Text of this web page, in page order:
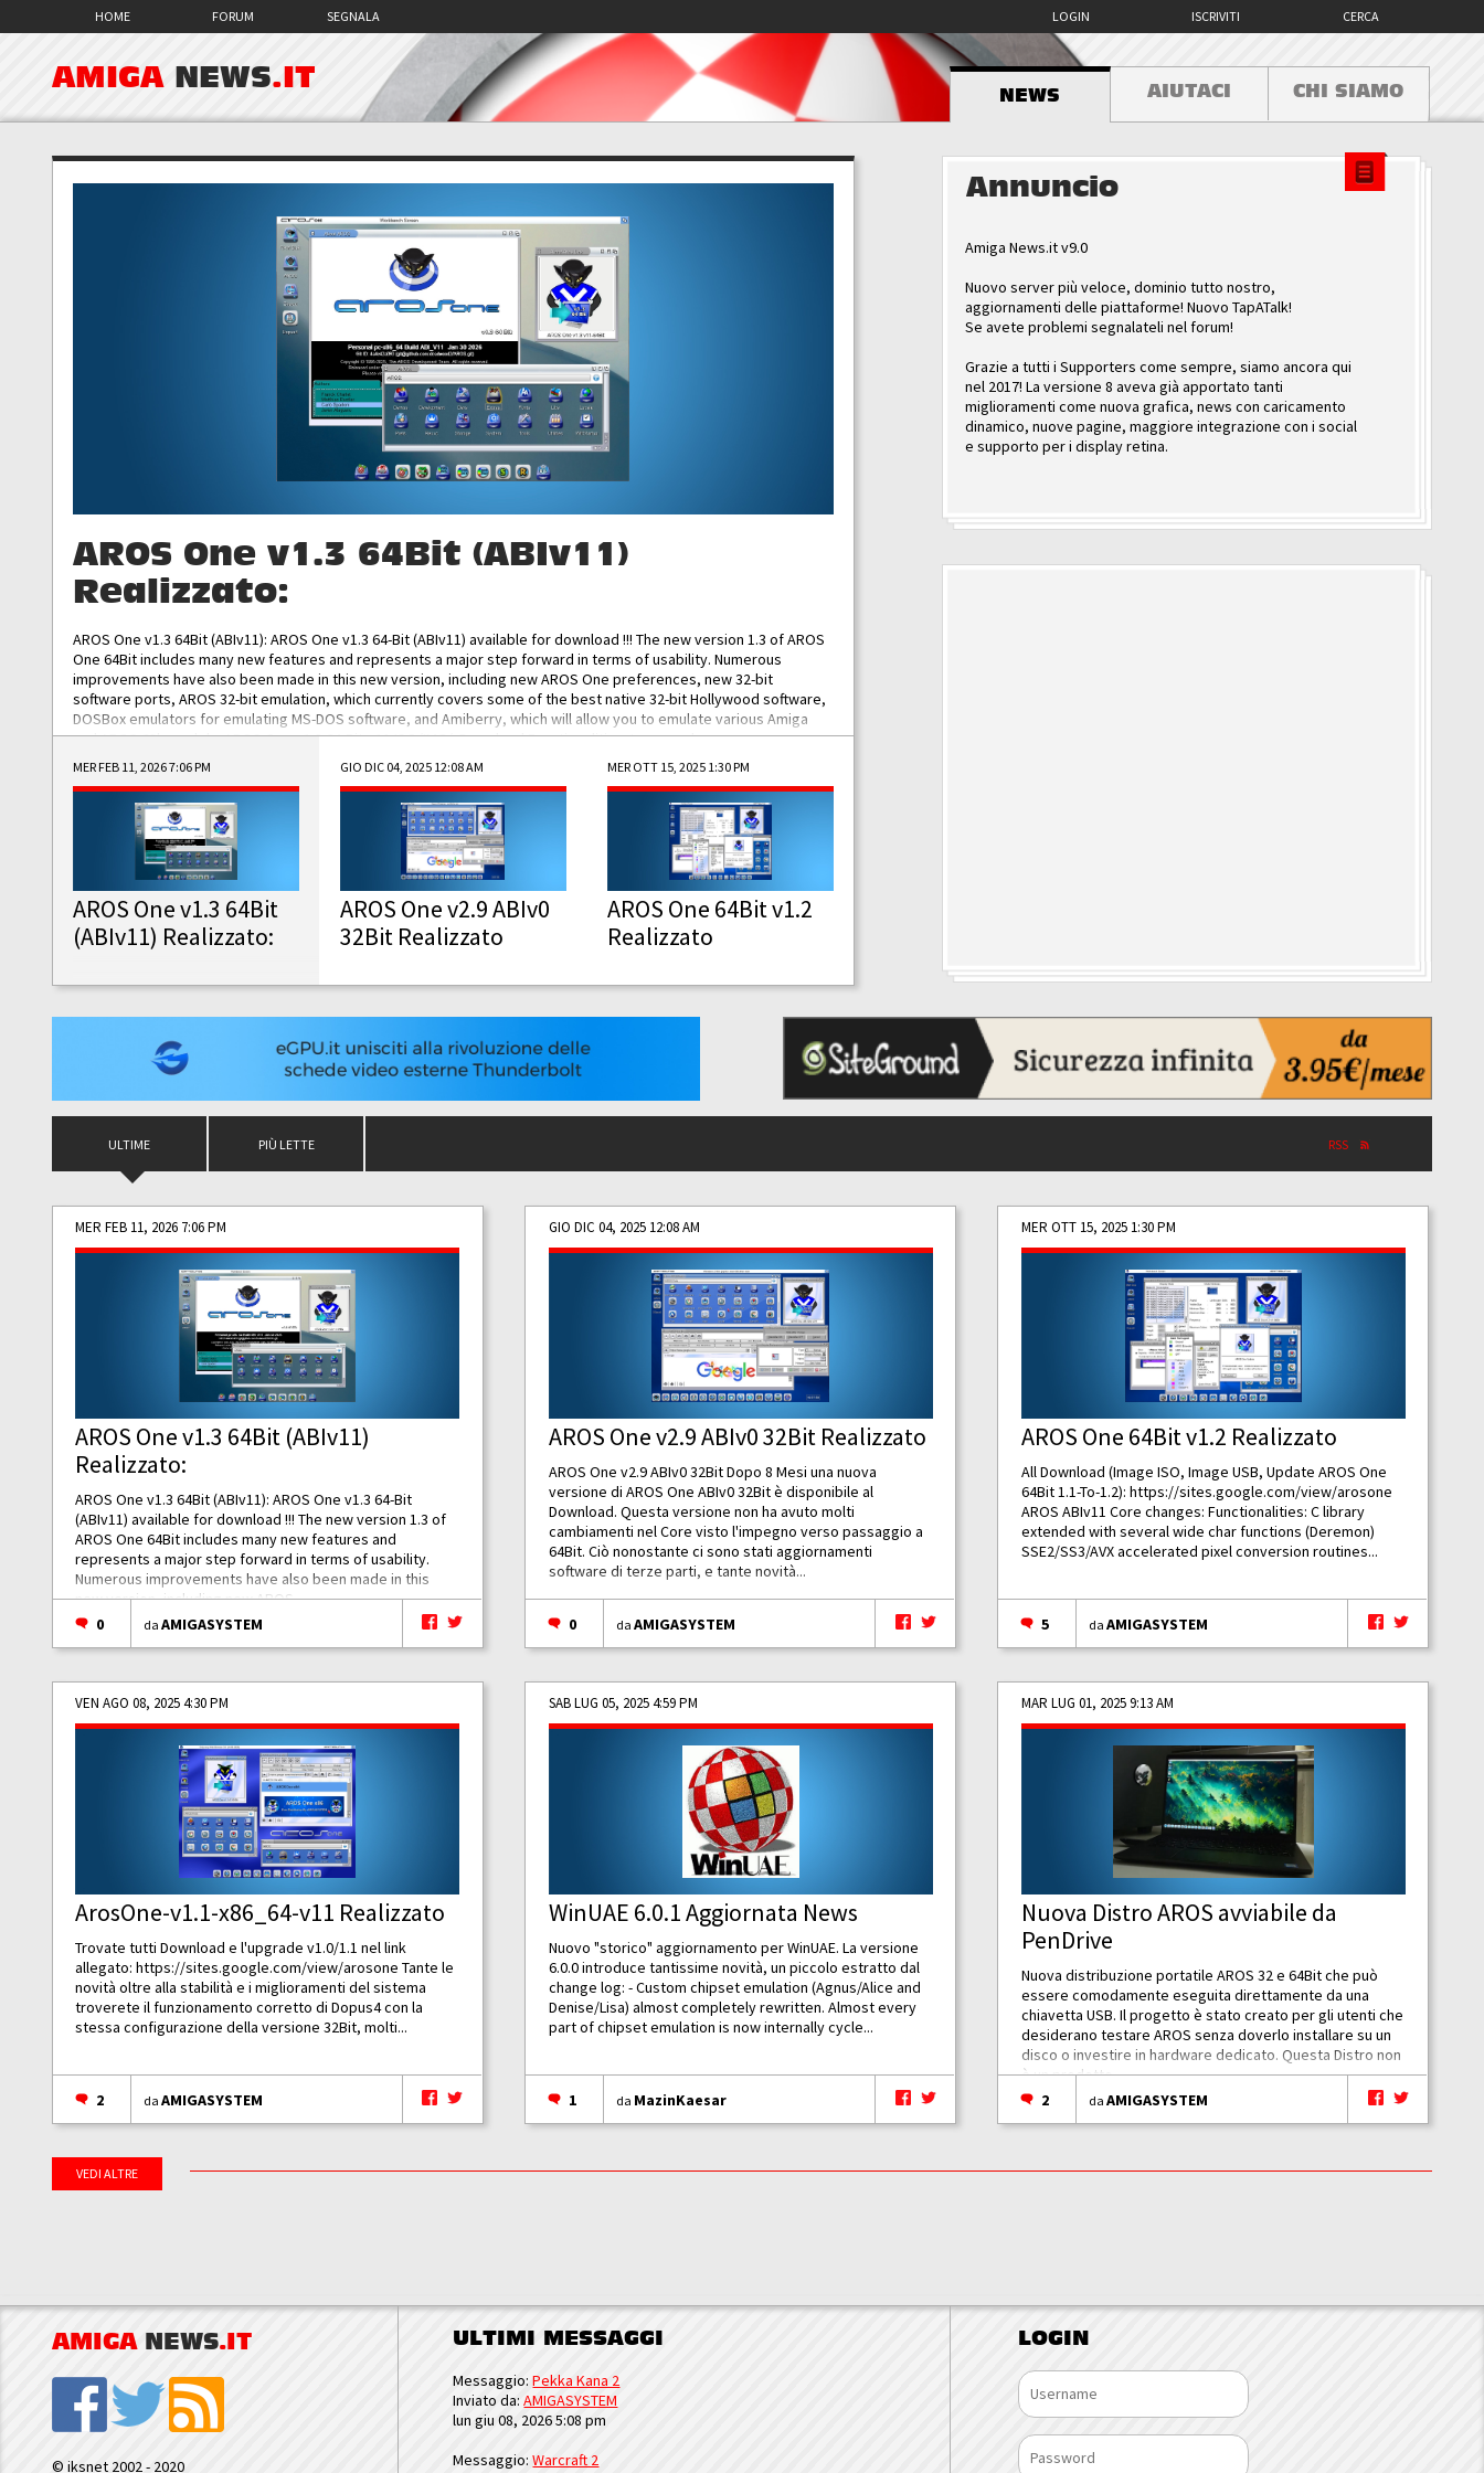
HOME FORUM SEGNALA CERCA
ISCRIVITI
LOGIN
AMIGA NEWS.IT
NEWS AIUTACI CHI SIAMO
AROS One v1.3 64Bit (ABIv11)
Realizzato:
AROS One v1.3 64Bit (ABIv11): AROS One v1.3 64-Bit (ABIv11) available for download !!! The new version 1.3 of AROS
One 64Bit includes many new features and represents a major step forward in terms of usability. Numerous
improvements have also been made in this new version, including new AROS One preferences, new 32-bit
software ports, AROS 32-bit emulation, which currently covers some of the best native 32-bit Hollywood software,
DOSBox emulators for emulating MS-DOS software, and Amiberry, which will allow you to emulate various Amiga
and AROS 68k models. AROS One v1.3 64-Bit-v11 ISO/IMG/: Download Functionalities: Improved...
MER FEB 11, 2026 7:06 PM
AROS One v1.3 64Bit
(ABIv11) Realizzato:
GIO DIC 04, 2025 12:08 AM
AROS One v2.9 ABIv0
32Bit Realizzato
MER OTT 15, 2025 1:30 PM
AROS One 64Bit v1.2
Realizzato
Annuncio
Amiga News.it v9.0
Nuovo server più veloce, dominio tutto nostro,
aggiornamenti delle piattaforme! Nuovo TapATalk!
Se avete problemi segnalateli nel forum!
Grazie a tutti i Supporters come sempre, siamo ancora qui
nel 2017! La versione 8 aveva già apportato tanti
miglioramenti come nuova grafica, news con caricamento
dinamico, nuove pagine, maggiore integrazione con i social
e supporto per i display retina.
ULTIME PIÙ LETTE RSS
MER FEB 11, 2026 7:06 PM
AROS One v1.3 64Bit (ABIv11)
Realizzato:
AROS One v1.3 64Bit (ABIv11): AROS One v1.3 64-Bit
(ABIv11) available for download !!! The new version 1.3 of
AROS One 64Bit includes many new features and
represents a major step forward in terms of usability.
Numerous improvements have also been made in this
new version, including new AROS...
0
daAMIGASYSTEM
GIO DIC 04, 2025 12:08 AM
AROS One v2.9 ABIv0 32Bit Realizzato
AROS One v2.9 ABIv0 32Bit Dopo 8 Mesi una nuova
versione di AROS One ABIv0 32Bit è disponibile al
Download. Questa versione non ha avuto molti
cambiamenti nel Core visto l'impegno verso passaggio a
64Bit. Ciò nonostante ci sono stati aggiornamenti
software di terze parti, e tante novità...
0 daAMIGASYSTEM
MER OTT 15, 2025 1:30 PM
AROS One 64Bit v1.2 Realizzato
All Download (Image ISO, Image USB, Update AROS One
64Bit 1.1-To-1.2): https://sites.google.com/view/arosone
AROS ABIv11 Core changes: Functionalities: C library
extended with several wide char functions (Deremon)
SSE2/SS3/AVX accelerated pixel conversion routines...
5 daAMIGASYSTEM
VEN AGO 08, 2025 4:30 PM
ArosOne-v1.1-x86_64-v11 Realizzato
Trovate tutti Download e l'upgrade v1.0/1.1 nel link
allegato:https://sites.google.com/view/arosone Tante le
novità oltre alla stabilità e i miglioramenti del sistema
troverete il funzionamento corretto di Dopus4 con la
stessa configurazione della versione 32Bit, molti...
2 daAMIGASYSTEM
SAB LUG 05, 2025 4:59 PM
WinUAE 6.0.1 Aggiornata News
Nuovo "storico" aggiornamento per WinUAE. La versione
6.0.0 introduce tantissime novità, un piccolo estratto dal
change log: - Custom chipset emulation (Agnus/Alice and
Denise/Lisa) almost completely rewritten. Almost every
part of chipset emulation is now internally cycle...
1 da MazinKaesar
MAR LUG 01, 2025 9:13 AM
Nuova Distro AROS avviabile da
PenDrive
Nuova distribuzione portatile AROS 32 e 64Bit che può
essere comodamente eseguita direttamente da una
chiavetta USB. Il progetto è stato creato per gli utenti che
desiderano testare AROS senza doverlo installare su un
disco o investire in hardware dedicato. Questa Distro non
è un prodotto...
2
daAMIGASYSTEM
VEDI ALTRE
AMIGA NEWS.IT
© iksnet 2002 - 2020
ULTIMI MESSAGGI
Messaggio:Pekka Kana 2
Inviato da:AMIGASYSTEM
lun giu 08, 2026 5:08 pm
Messaggio:Warcraft 2
LOGIN